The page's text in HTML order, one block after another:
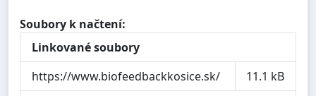
Soubory k načtení:
Linkované soubory
https://www.biofeedbackkosice.sk/
11.1 kB